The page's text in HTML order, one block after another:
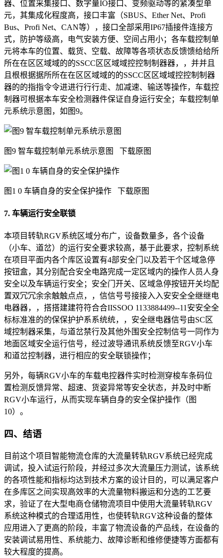
器、位置采集接口、数字量IO接口、变频驱动等的紧凑型单
元，其集成化程度高，接口丰富（SBUS、Ether Net、Profi
Bus、Profi Net、CAN等），接口全部采用IP67插接件连接方
式，防护等级高，电气安装方便、空间占用小；各车载控制单
元将本车的位置、载货、空载、故障等各项状态反馈馈给给所
所在在区区域域的的SSCC区区域域控控制制器器，，并并且
且根根据据所所在在区区域域的的SSCC区区域域控控制制器
器的的指指令令进进行行行走、加减速、输送等操作，车载控
制器可根据本车安全检测器件保证自身运行安全；车载控制单
元系统示意图，如图9。
图9 智车载控制单元系统示意图 下载原图
图1 0 车辆自身的安全保护操作 下载原图
7. 车辆运行安全联锁
本项目转轨RGV系统区域分布广，设备数量多，各个设备
（小车、道岔）的运行安全要求较高，基于此要求，控制系统
在项目平面内各个库区设置有4部安全门以及若干个区域急停
按钮盒，其分别配合安全电路完成一定区域内的操作人员人身
安全以及车辆运行安全；安全门开关、区域急停按钮开关均配
置双冗冗余余触触点点，，信信号号接接入入安安全全继继电
电器器，，搭搭建建符符合合IISSOO 1133884499--11安安全全
标标准准的的保保护护系系统统，，安全继电器信号由SC区
域控制器采集，与道岔禁行及其他外围安全控制信号一同作为
地面区域安全运行信号，经过波导通讯系统反馈至RGV小车
和道岔控制器，进行相应的安全联锁操作；
另外，每辆RGV小车的车载电控器件实时检测穿梭车条码位
置检测反馈异常、超速、货姿异常等安全状态，并及时中断
RGV小车运行，从而实现车辆自身的安全保护操作（图
10）。
四、结语
目前这个项目智能物流仓库的大流量转轨RGV系统已经完成
调试，投入试运行阶段，并经过多次大流量压力测试，该系统
的各项性能和指标均达到技术方案的设计目的，可以满足客户
在多库区之间实现高效率的大流量物料搬运和分选的工艺要
求，验证了在大型电商仓储物流项目中使用大流量转轨RGV
系统这种模式的合理适用性，也使转轨RGV这种设备的整体
应用进入了更高的阶段，丰富了物流设备的产品线，在设备的
安装调试易用性、系统能力、故障诊断和维修便捷等方面都有
较大程度的提高。